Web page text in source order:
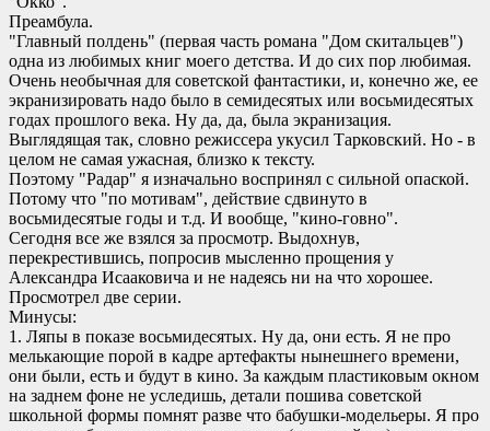
Преамбула.
"Главный полдень" (первая часть романа "Дом скитальцев")
одна из любимых книг моего детства. И до сих пор любимая.
Очень необычная для советской фантастики, и, конечно же, ее
экранизировать надо было в семидесятых или восьмидесятых
годах прошлого века. Ну да, да, была экранизация.
Выглядящая так, словно режиссера укусил Тарковский. Но - в
целом не самая ужасная, близко к тексту.
Поэтому "Радар" я изначально воспринял с сильной опаской.
Потому что "по мотивам", действие сдвинуто в
восьмидесятые годы и т.д. И вообще, "кино-говно".
Сегодня все же взялся за просмотр. Выдохнув,
перекрестившись, попросив мысленно прощения у
Александра Исааковича и не надеясь ни на что хорошее.
Просмотрел две серии.
Минусы:
1. Ляпы в показе восьмидесятых. Ну да, они есть. Я не про
мелькающие порой в кадре артефакты нынешнего времени,
они были, есть и будут в кино. За каждым пластиковым окном
на заднем фоне не уследишь, детали пошива советской
школьной формы помнят разве что бабушки-модельеры. Я про